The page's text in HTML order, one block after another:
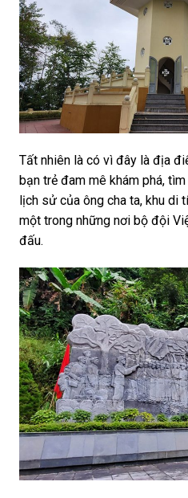
Tất nhiên là có vì đây là địa
bạn trẻ đam mê khám phá,
lịch sử của ông cha ta, khu di
một trong những nơi bộ đội
đấu.